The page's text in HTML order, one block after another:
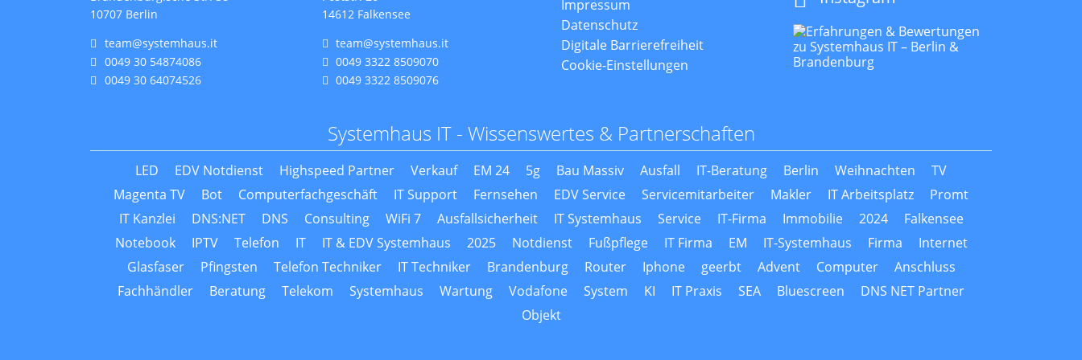
10707 Berlin
team@systemhaus.it
0049 30 54874086
0049 30 64074526
14612 Falkensee
team@systemhaus.it
0049 3322 8509070
0049 3322 8509076
Impressum
Datenschutz
Digitale Barrierefreiheit
Cookie-Einstellungen
Systemhaus IT - Wissenswertes & Partnerschaften
LED EDV Notdienst Highspeed Partner Verkauf EM 24 5g Bau Massiv Ausfall IT-Beratung Berlin Weihnachten
TV
Magenta TV
Bot Computerfachgeschäft IT Support Fernsehen EDV Service Servicemitarbeiter Makler IT Arbeitsplatz
Promt
IT Kanzlei
DNS:NET DNS Consulting WiFi 7 Ausfallsicherheit IT Systemhaus Service IT-Firma Immobilie 2024
Falkensee
Notebook
IPTV Telefon IT IT & EDV Systemhaus 2025 Notdienst Fußpflege IT Firma EM IT-Systemhaus Firma
Internet
Glasfaser
Pfingsten Telefon Techniker IT Techniker Brandenburg Router Iphone geerbt Advent Computer
Anschluss
Fachhändler
Beratung Telekom Systemhaus Wartung Vodafone System KI IT Praxis SEA Bluescreen
DNS NET Partner
Objekt